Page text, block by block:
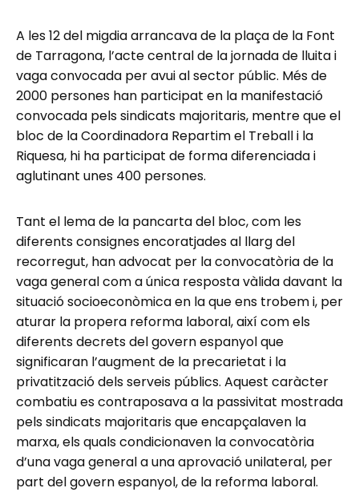
A les 12 del migdia arrancava de la plaça de la Font
de Tarragona, l’acte central de la jornada de lluita i
vaga convocada per avui al sector públic. Més de
2000 persones han participat en la manifestació
convocada pels sindicats majoritaris, mentre que el
bloc de la Coordinadora Repartim el Treball i la
Riquesa, hi ha participat de forma diferenciada i
aglutinant unes 400 persones.
Tant el lema de la pancarta del bloc, com les
diferents consignes encoratjades al llarg del
recorregut, han advocat per la convocatòria de la
vaga general com a única resposta vàlida davant la
situació socioeconòmica en la que ens trobem i, per
aturar la propera reforma laboral, així com els
diferents decrets del govern espanyol que
significaran l’augment de la precarietat i la
privatització dels serveis públics. Aquest caràcter
combatiu es contraposava a la passivitat mostrada
pels sindicats majoritaris que encapçalaven la
marxa, els quals condicionaven la convocatòria
d’una vaga general a una aprovació unilateral, per
part del govern espanyol, de la reforma laboral.